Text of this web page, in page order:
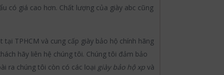
có giá cao hơn. Chất lượng của giày abc cũng
TPHCM và cung cấp giày bảo hộ chính hãng
hãy liên hệ chúng tôi. Chúng tôi đảm bảo
ra chúng tôi còn có các loại giày bảo hộ xpvà